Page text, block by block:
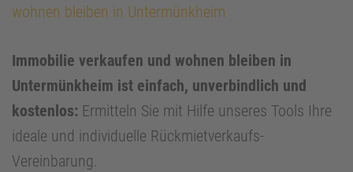
wohnen bleiben in Untermünkheim
Immobilie verkaufen und wohnen bleiben in
Untermünkheim ist einfach, unverbindlich und
kostenlos: Ermitteln Sie mit Hilfe unseres Tools Ihre
ideale und individuelle Rückmietverkaufs-
Vereinbarung.